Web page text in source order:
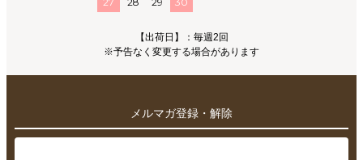
【出荷日】：毎週2回
※予告なく変更する場合があります
メルマガ登録・解除